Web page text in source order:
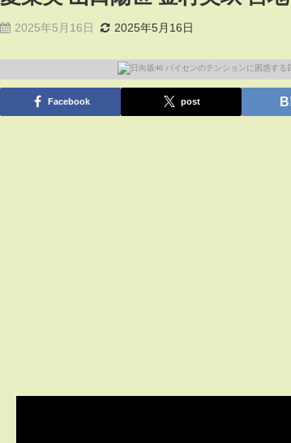
2025年5月16日 2025年5月16日
Facebook post